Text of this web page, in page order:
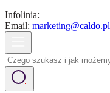
Infolinia:
Email: marketing@caldo.pl